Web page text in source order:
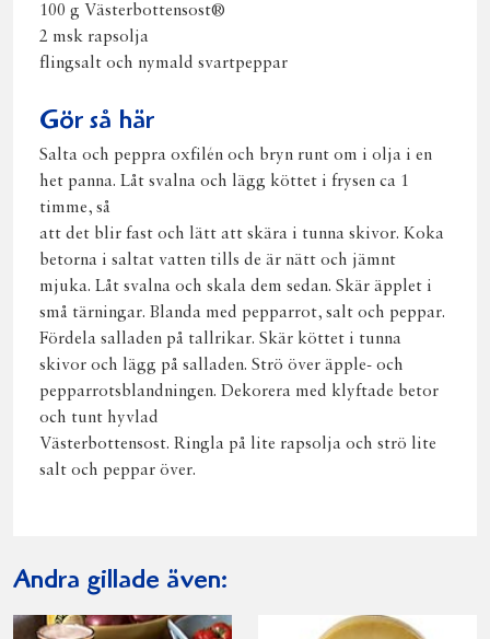
100 g Västerbottensost®
2 msk rapsolja
flingsalt och nymald svartpeppar
Gör så här
Salta och peppra oxfilén och bryn runt om i olja i en
het panna. Låt svalna och lägg köttet i frysen ca 1
timme, så
att det blir fast och lätt att skära i tunna skivor. Koka
betorna i saltat vatten tills de är nätt och jämnt
mjuka. Låt svalna och skala dem sedan. Skär äpplet i
små tärningar. Blanda med pepparrot, salt och peppar.
Fördela salladen på tallrikar. Skär köttet i tunna
skivor och lägg på salladen. Strö över äpple- och
pepparrotsblandningen. Dekorera med klyftade betor
och tunt hyvlad
Västerbottensost. Ringla på lite rapsolja och strö lite
salt och peppar över.
Andra gillade även: